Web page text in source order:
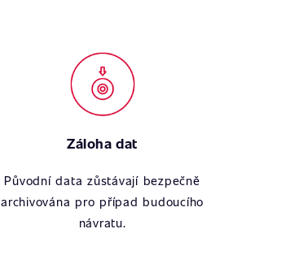
Záloha dat
Původní data zůstávají bezpečně
archivována pro případ budoucího
návratu.